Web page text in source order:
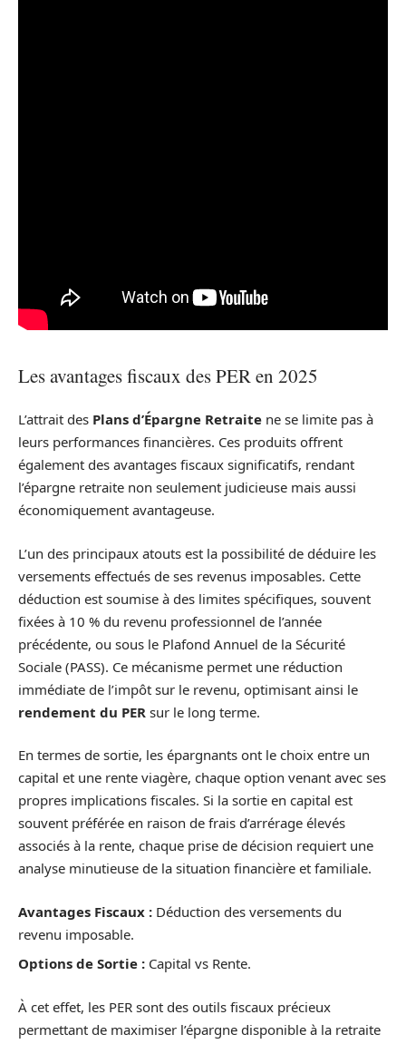
Les avantages fiscaux des PER en 2025
L’attrait des Plans d’Épargne Retraite ne se limite pas à
leurs performances financières. Ces produits offrent
également des avantages fiscaux significatifs, rendant
l’épargne retraite non seulement judicieuse mais aussi
économiquement avantageuse.
L’un des principaux atouts est la possibilité de déduire les
versements effectués de ses revenus imposables. Cette
déduction est soumise à des limites spécifiques, souvent
fixées à 10 % du revenu professionnel de l’année
précédente, ou sous le Plafond Annuel de la Sécurité
Sociale (PASS). Ce mécanisme permet une réduction
immédiate de l’impôt sur le revenu, optimisant ainsi le
rendement du PER sur le long terme.
En termes de sortie, les épargnants ont le choix entre un
capital et une rente viagère, chaque option venant avec ses
propres implications fiscales. Si la sortie en capital est
souvent préférée en raison de frais d’arrérage élevés
associés à la rente, chaque prise de décision requiert une
analyse minutieuse de la situation financière et familiale.
Avantages Fiscaux : Déduction des versements du
revenu imposable.
Options de Sortie : Capital vs Rente.
À cet effet, les PER sont des outils fiscaux précieux
permettant de maximiser l’épargne disponible à la retraite